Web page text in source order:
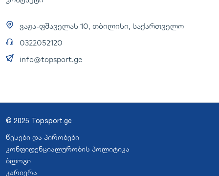
ვაჟა-ფშაველას 10, თბილისი, საქართველო
0322052120
info@topsport.ge
© 2025 Topsport.ge
წესები და პირობები
კონფიდენციალურობის პოლიტიკა
ბლოგი
კარიერა